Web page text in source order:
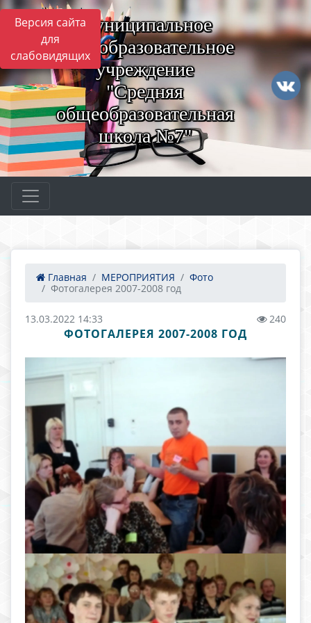
Версия сайта
для
слабовидящих
Муниципальное
общеобразовательное
учреждение
"Средняя
общеобразовательная
школа №7"
Главная МЕРОПРИЯТИЯ
Фото
Фотогалерея 2007-2008 год
13.03.2022 14:33 240
ФОТОГАЛЕРЕЯ 2007-2008 ГОД